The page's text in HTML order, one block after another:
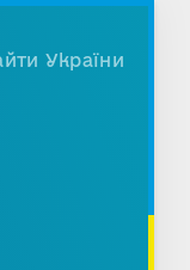
України